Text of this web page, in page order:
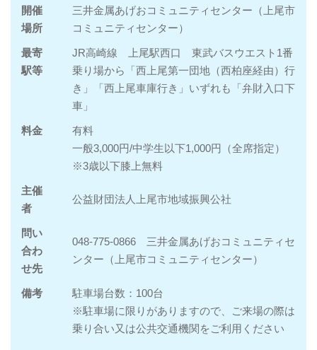
開催
場所
三井金属あげおコミュニティセンター（上尾市
コミュニティセンター）
最寄
駅等
JR高崎線 上尾駅西口 東武バスウエスト1番
乗り場から「西上尾第一団地（西柏座経由）行
き」「西上尾車庫行き」いずれも「弁財入口下
車」
料金
有料
一般3,000円/中学生以下1,000円（全席指定）
※3歳以下膝上無料
主催
者
公益財団法人上尾市地域振興公社
問い
合わ
せ先
048-775-0866 三井金属あげおコミュニティセ
ンター（上尾市コミュニティセンター）
備考
駐車場台数：100台
※駐車場に限りがありますので、ご来場の際は
乗り合い又は公共交通機関をご利用ください